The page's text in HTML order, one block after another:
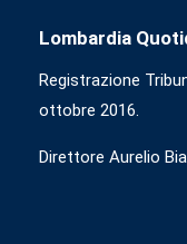
Lombardia
Registrazione
ottobre 2016.
Direttore Aurelio